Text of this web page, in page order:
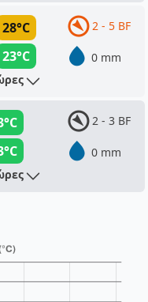
28°C
23°C
2 - 5 BF
0 mm
2 - 3 BF
0 mm